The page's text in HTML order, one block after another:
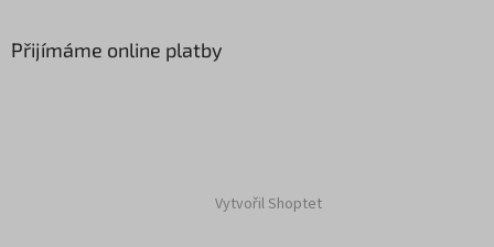
Přijímáme online platby
Vytvořil Shoptet